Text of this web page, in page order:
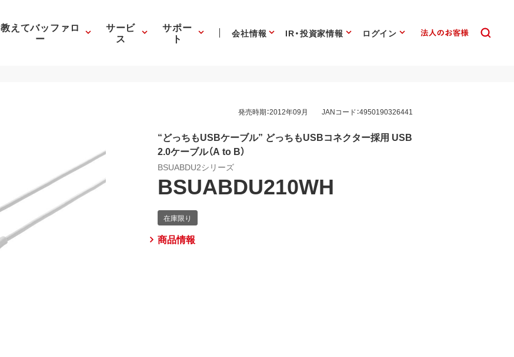
教えてバッファロ
ー
サービ
ス
サポー
ト 会社情報 IR・投資家情報 ログイン
発売時期：2012年09月 JANコード：4950190326441
“どっちもUSBケーブル” どっちもUSBコネクター採用 USB
2.0ケーブル（A to B）
BSUABDU2シリーズ
BSUABDU210WH
商品情報